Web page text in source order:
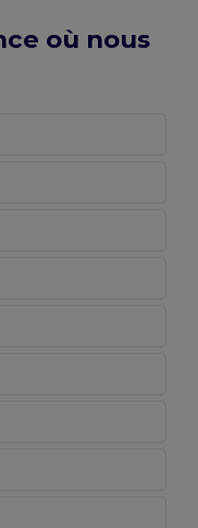
où nous